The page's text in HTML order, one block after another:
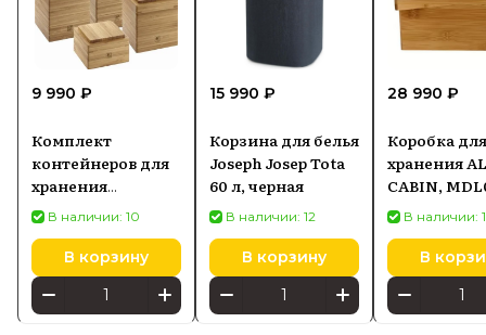
9 990 ₽
Комплект
контейнеров для
хранения
ZWILLING,
бамбуковые, 4
элемента 35101400
В наличии: 10
В корзину
15 990 ₽
Корзина для белья
Joseph Josep Tota
60 л, черная
В наличии: 12
В корзину
28 990 ₽
Коробка для
хранения
CABIN,
В наличии:
В